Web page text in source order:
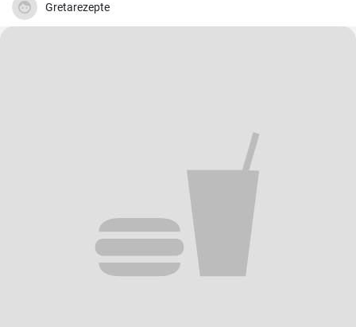
Gretarezepte